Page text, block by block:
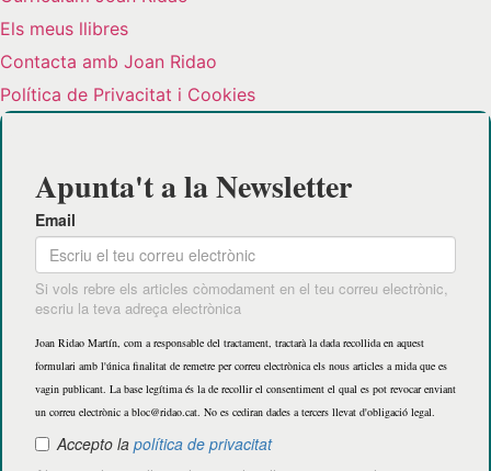
Els meus llibres
Contacta amb Joan Ridao
Política de Privacitat i Cookies